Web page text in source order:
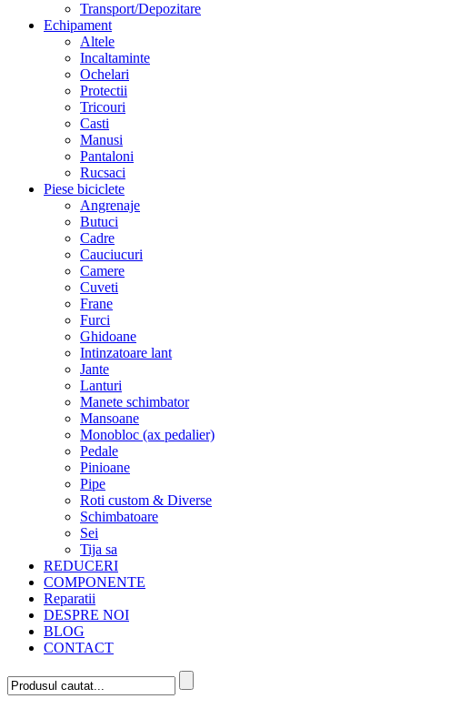
Transport/Depozitare
Echipament
Altele
Incaltaminte
Ochelari
Protectii
Tricouri
Casti
Manusi
Pantaloni
Rucsaci
Piese biciclete
Angrenaje
Butuci
Cadre
Cauciucuri
Camere
Cuveti
Frane
Furci
Ghidoane
Intinzatoare lant
Jante
Lanturi
Manete schimbator
Mansoane
Monobloc (ax pedalier)
Pedale
Pinioane
Pipe
Roti custom & Diverse
Schimbatoare
Sei
Tija sa
REDUCERI
COMPONENTE
Reparatii
DESPRE NOI
BLOG
CONTACT